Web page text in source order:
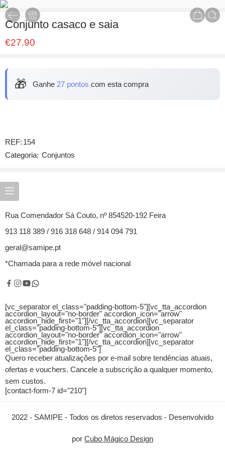
Conjunto casaco e saia
€27.90
🎁 Ganhe 27 pontos com esta compra
REF: 154
Categoria: Conjuntos
Rua Comendador Sá Couto, nº 854520-192 Feira
913 118 389 / 916 318 648 / 914 094 791
geral@samipe.pt
*Chamada para a rede móvel nacional
[vc_separator el_class="padding-bottom-5"][vc_tta_accordion
accordion_layout="no-border" accordion_icon="arrow"
accordion_hide_first="1"] [/vc_tta_accordion][vc_separator
el_class="padding-bottom-5"][vc_tta_accordion
accordion_layout="no-border" accordion_icon="arrow"
accordion_hide_first="1"] [/vc_tta_accordion][vc_separator
el_class="padding-bottom-5"]
Quero receber atualizações por e-mail sobre tendências atuais,
ofertas e vouchers. Cancele a subscrição a qualquer momento,
sem custos.
[contact-form-7 id="210"]
2022 - SAMIPE - Todos os diretos reservados - Desenvolvido
por Cubo Mágico Design